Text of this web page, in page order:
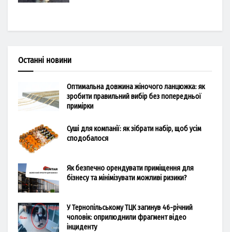
Останні новини
Оптимальна довжина жіночого ланцюжка: як
зробити правильний вибір без попередньої
примірки
Суші для компанії: як зібрати набір, щоб усім
сподобалося
Як безпечно орендувати приміщення для
бізнесу та мінімізувати можливі ризики?
У Тернопільському ТЦК загинув 46-річний
чоловік: оприлюднили фрагмент відео
інциденту